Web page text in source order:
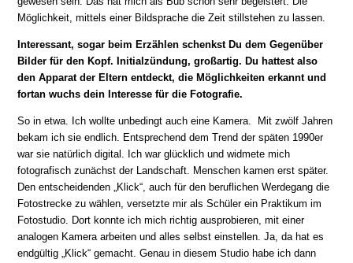
Möglichkeit, mittels einer Bildsprache die Zeit stillstehen zu lassen.
Interessant, sogar beim Erzählen schenkst Du dem Gegenüber
Bilder für den Kopf. Initialzündung, großartig. Du hattest also
den Apparat der Eltern entdeckt, die Möglichkeiten erkannt und
fortan wuchs dein Interesse für die Fotografie.
So in etwa. Ich wollte unbedingt auch eine Kamera. Mit zwölf Jahren
bekam ich sie endlich. Entsprechend dem Trend der späten 1990er
war sie natürlich digital. Ich war glücklich und widmete mich
fotografisch zunächst der Landschaft. Menschen kamen erst später.
Den entscheidenden „Klick“, auch für den beruflichen Werdegang die
Fotostrecke zu wählen, versetzte mir als Schüler ein Praktikum im
Fotostudio. Dort konnte ich mich richtig ausprobieren, mit einer
analogen Kamera arbeiten und alles selbst einstellen. Ja, da hat es
endgültig „Klick“ gemacht. Genau in diesem Studio habe ich dann